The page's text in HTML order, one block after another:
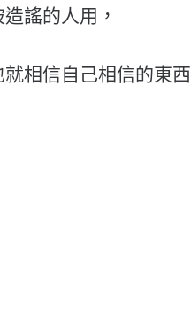
謠的人用，
相信自己相信的東西